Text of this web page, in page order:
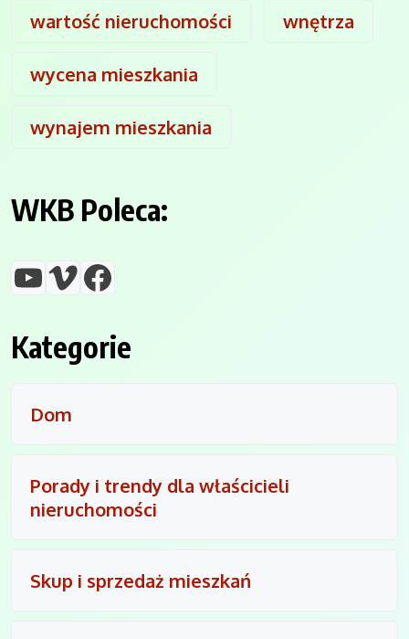
wartość nieruchomości wnętrza
wycena mieszkania
wynajem mieszkania
WKB Poleca:
YouTube
VimeoFacebook
Kategorie
Dom
Porady i trendy dla właścicieli
nieruchomości
Skup i sprzedaż mieszkań